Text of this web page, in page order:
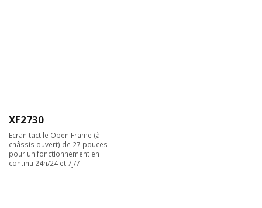
XF2730
Ecran tactile Open Frame (à
châssis ouvert) de 27 pouces
pour un fonctionnement en
continu 24h/24 et 7j/7"